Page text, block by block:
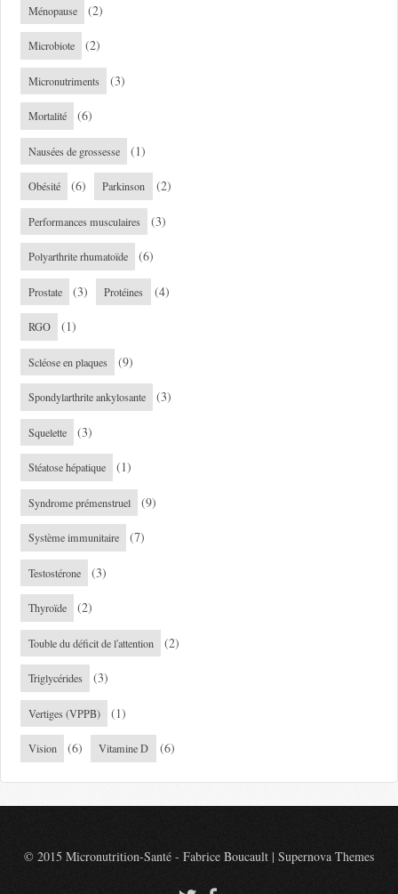
Ménopause (2)
Microbiote (2)
Micronutriments (3)
Mortalité (6)
Nausées de grossesse (1)
Obésité (6) Parkinson (2)
Performances musculaires (3)
Polyarthrite rhumatoïde (6)
Prostate (3) Protéines (4)
RGO (1)
Scléose en plaques (9)
Spondylarthrite ankylosante (3)
Squelette (3)
Stéatose hépatique (1)
Syndrome prémenstruel (9)
Système immunitaire (7)
Testostérone (3)
Thyroïde (2)
Touble du déficit de l'attention (2)
Triglycérides (3)
Vertiges (VPPB) (1)
Vision (6) Vitamine D (6)
© 2015 Micronutrition-Santé - Fabrice Boucault | Supernova Themes